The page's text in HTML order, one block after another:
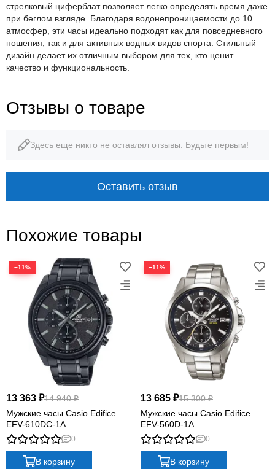
стрелковый циферблат позволяет легко определять время даже
при беглом взгляде. Благодаря водонепроницаемости до 10
атмосфер, эти часы идеально подходят как для повседневного
ношения, так и для активных водных видов спорта. Стильный
дизайн делает их отличным выбором для тех, кто ценит
качество и функциональность.
Отзывы о товаре
Здесь еще никто не оставлял отзывы. Будьте первым!
Оставить отзыв
Похожие товары
−11%
13 363 ₽14 940 ₽
Мужские часы Casio Edifice
EFV-610DC-1A
0
В корзину
−11%
13 685 ₽15 300 ₽
Мужские часы Casio Edifice
EFV-560D-1A
0
В корзину